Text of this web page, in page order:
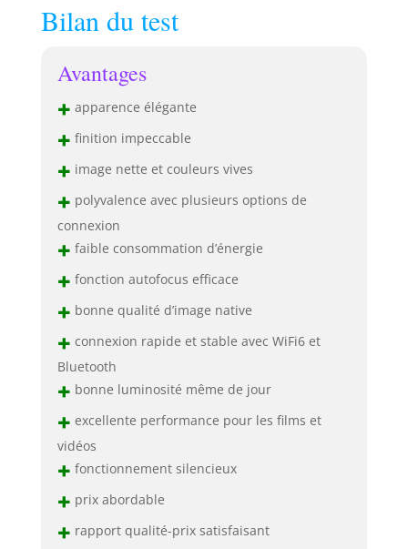
Elle prolonge
efficacement la
durée de vie de
utilisant une
avancée de
gradation de la
qui réduit
sortie de lumière
bleue, présente un
spectre naturel et
douce que le clair
efficacement la
Bilan du test
Avantages
+ apparence élégante
+ finition impeccable
+ image nette et couleurs vives
+ polyvalence avec plusieurs options de
connexion
+ faible consommation d’énergie
+ fonction autofocus efficace
+ bonne qualité d’image native
+ connexion rapide et stable avec WiFi6 et
Bluetooth
+ bonne luminosité même de jour
+ excellente performance pour les films et
vidéos
+ fonctionnement silencieux
+ prix abordable
+ rapport qualité-prix satisfaisant